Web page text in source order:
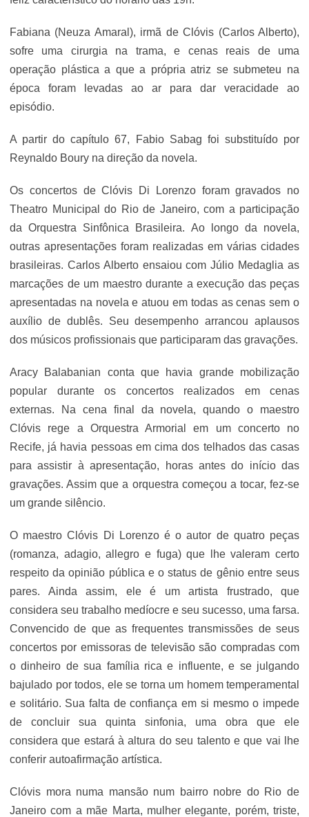
Fabiana (Neuza Amaral), irmã de Clóvis (Carlos Alberto),
sofre uma cirurgia na trama, e cenas reais de uma
operação plástica a que a própria atriz se submeteu na
época foram levadas ao ar para dar veracidade ao
episódio.
A partir do capítulo 67, Fabio Sabag foi substituído por
Reynaldo Boury na direção da novela.
Os concertos de Clóvis Di Lorenzo foram gravados no
Theatro Municipal do Rio de Janeiro, com a participação
da Orquestra Sinfônica Brasileira. Ao longo da novela,
outras apresentações foram realizadas em várias cidades
brasileiras. Carlos Alberto ensaiou com Júlio Medaglia as
marcações de um maestro durante a execução das peças
apresentadas na novela e atuou em todas as cenas sem o
auxílio de dublês. Seu desempenho arrancou aplausos
dos músicos profissionais que participaram das gravações.
Aracy Balabanian conta que havia grande mobilização
popular durante os concertos realizados em cenas
externas. Na cena final da novela, quando o maestro
Clóvis rege a Orquestra Armorial em um concerto no
Recife, já havia pessoas em cima dos telhados das casas
para assistir à apresentação, horas antes do início das
gravações. Assim que a orquestra começou a tocar, fez-se
um grande silêncio.
O maestro Clóvis Di Lorenzo é o autor de quatro peças
(romanza, adagio, allegro e fuga) que lhe valeram certo
respeito da opinião pública e o status de gênio entre seus
pares. Ainda assim, ele é um artista frustrado, que
considera seu trabalho medíocre e seu sucesso, uma farsa.
Convencido de que as frequentes transmissões de seus
concertos por emissoras de televisão são compradas com
o dinheiro de sua família rica e influente, e se julgando
bajulado por todos, ele se torna um homem temperamental
e solitário. Sua falta de confiança em si mesmo o impede
de concluir sua quinta sinfonia, uma obra que ele
considera que estará à altura do seu talento e que vai lhe
conferir autoafirmação artística.
Clóvis mora numa mansão num bairro nobre do Rio de
Janeiro com a mãe Marta, mulher elegante, porém, triste,